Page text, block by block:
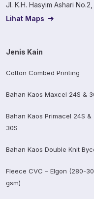
Jl. K.H. Hasyim Ashari
Lihat Maps
Jenis Kain
Cotton Combed Printing
Bahan Kaos Maxcel 24S &
Bahan Kaos Primacel 24S &
30S
Bahan Kaos Double Knit
Fleece CVC – Elgon (280-
gsm)